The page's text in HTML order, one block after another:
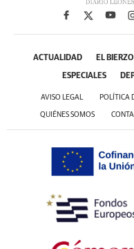
ACTUALIDAD EL BIERZO
ESPECIALES
AVISO LEGAL POLÍTICA
QUIÉNES SOMOS